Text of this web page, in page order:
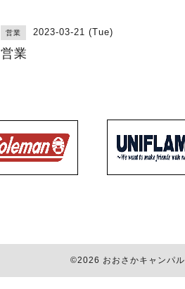
営業 2023-03-21 (Tue)
営業
©2026 おおさかキャンパル